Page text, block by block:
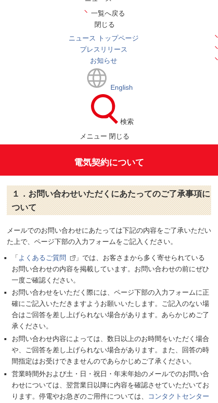
一覧へ戻る
閉じる
ニュース トップページ
プレスリリース
お知らせ
English
検索
メニュー 閉じる
電気契約について
１．お問い合わせいただくにあたってのご了承事項に
ついて
メールでのお問い合わせにあたっては下記の内容をご了承いただい
た上で、ページ下部の入力フォームをご記入ください。
「 よくあるご質問
」では、お客さまから多く寄せられている
お問い合わせの内容を掲載しています。お問い合わせの前にぜひ
一度ご確認ください。
お問い合わせをいただく際には、ページ下部の入力フォームに正
確にご記入いただきますようお願いいたします。ご記入のない場
合はご回答を差し上げられない場合があります。あらかじめご了
承ください。
お問い合わせ内容によっては、数日以上のお時間をいただく場合
や、ご回答を差し上げられない場合があります。また、回答の時
間指定はお受けできませんのであらかじめご了承ください。
営業時間外および土・日・祝日・年末年始のメールでのお問い合
わせについては、翌営業日以降に内容を確認させていただいてお
ります。停電やお急ぎのご用件については、
コンタクトセンター